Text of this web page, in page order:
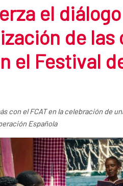
el
de
el Festival
con el FCAT en la celebración de
Española